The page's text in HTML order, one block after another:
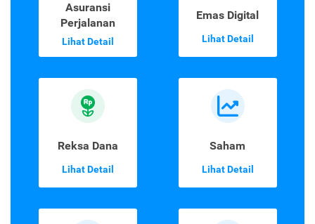
Asuransi
Perjalanan
Lihat Detail
Emas Digital
Lihat Detail
Reksa Dana
Lihat Detail
Saham
Lihat Detail